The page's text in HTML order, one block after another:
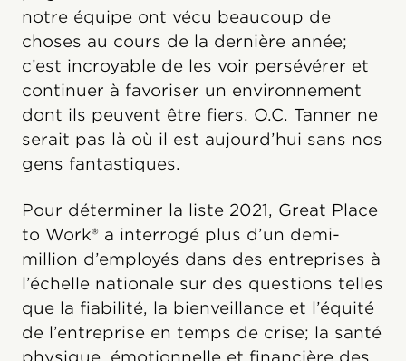
notre équipe ont vécu beaucoup de
choses au cours de la dernière année;
c’est incroyable de les voir persévérer et
continuer à favoriser un environnement
dont ils peuvent être fiers. O.C. Tanner ne
serait pas là où il est aujourd’hui sans nos
gens fantastiques.
Pour déterminer la liste 2021, Great Place
to Work® a interrogé plus d’un demi-
million d’employés dans des entreprises à
l’échelle nationale sur des questions telles
que la fiabilité, la bienveillance et l’équité
de l’entreprise en temps de crise; la santé
physique, émotionnelle et financière des